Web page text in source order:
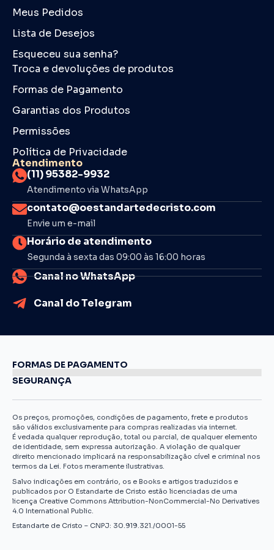
Meus Pedidos
Lista de Desejos
Esqueceu sua senha?
Troca e devoluções de produtos
Formas de Pagamento
Garantias dos Produtos
Permissões
Política de Privacidade
Atendimento
(11) 95382-9932
Atendimento via WhatsApp
contato@oestandartedecristo.com
Envie um e-mail
Horário de atendimento
Segunda à sexta das 09:00 às 16:00 horas
Canal no WhatsApp
Canal do Telegram
FORMAS DE PAGAMENTO
SEGURANÇA
Os preços, promoções, condições de pagamento, frete e produtos
são válidos exclusivamente para compras realizadas via internet.
É vedada qualquer reprodução, total ou parcial, de qualquer elemento
de identidade, sem expressa autorização. A violação de qualquer
direito mencionado implicará na responsabilização cível e criminal nos
termos da Lei. Fotos meramente ilustrativas.
Salvo indicações em contrário, os e Books e artigos traduzidos e
publicados por O Estandarte de Cristo estão licenciadas de uma
licença Creative Commons Attribution-NonCommercial-No Derivatives
4.0 International Public.
Estandarte de Cristo – CNPJ: 30.919.321./0001-55